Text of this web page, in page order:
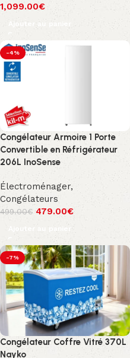
1,099.00€
Ajouter au panier
-4%
Congélateur Armoire 1 Porte
Convertible en Réfrigérateur
206L InoSense
Électroménager,
Congélateurs
499.00€ 479.00€
Ajouter au panier
-7%
Congélateur Coffre Vitré 370L
Nayko